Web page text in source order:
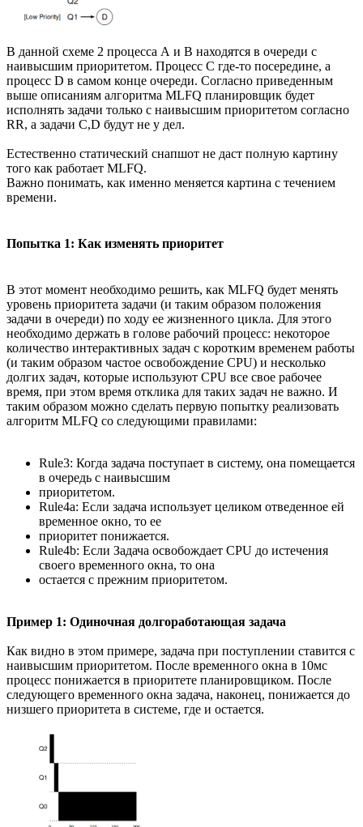
В данной схеме 2 процесса А и B находятся в очереди с
наивысшим приоритетом. Процесс С где-то посередине, а
процесс D в самом конце очереди. Согласно приведенным
выше описаниям алгоритма MLFQ планировщик будет
исполнять задачи только с наивысшим приоритетом согласно
RR, а задачи C,D будут не у дел.
Естественно статический снапшот не даст полную картину
того как работает MLFQ.
Важно понимать, как именно меняется картина с течением
времени.
Попытка 1: Как изменять приоритет
В этот момент необходимо решить, как MLFQ будет менять
уровень приоритета задачи (и таким образом положения
задачи в очереди) по ходу ее жизненного цикла. Для этого
необходимо держать в голове рабочий процесс: некоторое
количество интерактивных задач с коротким временем работы
(и таким образом частое освобождение CPU) и несколько
долгих задач, которые используют CPU все свое рабочее
время, при этом время отклика для таких задач не важно. И
таким образом можно сделать первую попытку реализовать
алгоритм MLFQ со следующими правилами:
Rule3: Когда задача поступает в систему, она помещается
в очередь с наивысшим
приоритетом.
Rule4a: Если задача использует целиком отведенное ей
временное окно, то ее
приоритет понижается.
Rule4b: Если Задача освобождает CPU до истечения
своего временного окна, то она
остается с прежним приоритетом.
Пример 1: Одиночная долгоработающая задача
Как видно в этом примере, задача при поступлении ставится с
наивысшим приоритетом. После временного окна в 10мс
процесс понижается в приоритете планировщиком. После
следующего временного окна задача, наконец, понижается до
низшего приоритета в системе, где и остается.